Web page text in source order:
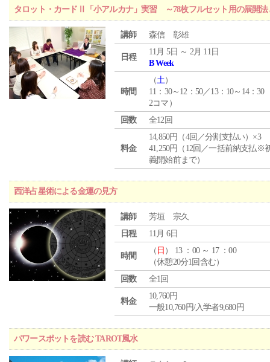
タロット・カードⅡ「小アルカナ」実習 ～78枚フルセット用の展開法
講師 森信 彰雄
日程
11月 5日 ～ 2月 11日
B Week
時間
（土）
11：30～12：50／13：10～14：30
2コマ）
回数
全12回
料金
14,850円（4回／分割支払い）×3
41,250円（12回／一括前納支払※
義開始前まで）
西洋占星術による金運の見方
講師
芳垣 宗久
日程
11月 6日
時間
（ 日 ） 13 ：00 ～ 17 ：00
（休憩20分1回含む）
回数
全1回
料金
10,760円
一般10,760円/入学者9,680円
パワースポットを読む TAROT風水